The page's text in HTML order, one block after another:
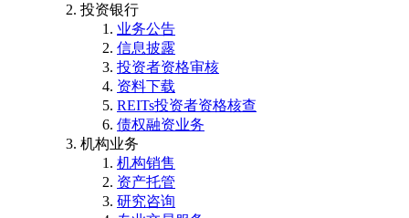
投资银行
业务公告
信息披露
投资者资格审核
资料下载
REITs投资者资格核查
债权融资业务
机构业务
机构销售
资产托管
研究咨询